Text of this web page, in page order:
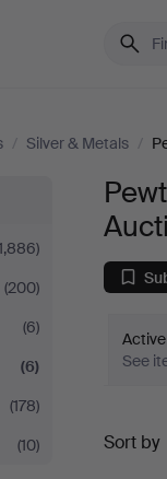
/ Silver & Metals /
(200)
(6)
(6)
(178)
(10)
See
Sort by